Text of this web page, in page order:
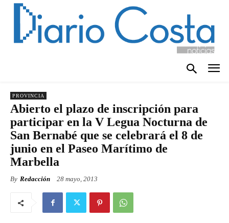
PROVINCIA
Abierto el plazo de inscripción para
participar en la V Legua Nocturna de
San Bernabé que se celebrará el 8 de
junio en el Paseo Marítimo de
Marbella
By Redacción 28 mayo, 2013